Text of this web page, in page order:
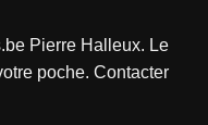
Pierre Halleux. Le
poche. Contacter